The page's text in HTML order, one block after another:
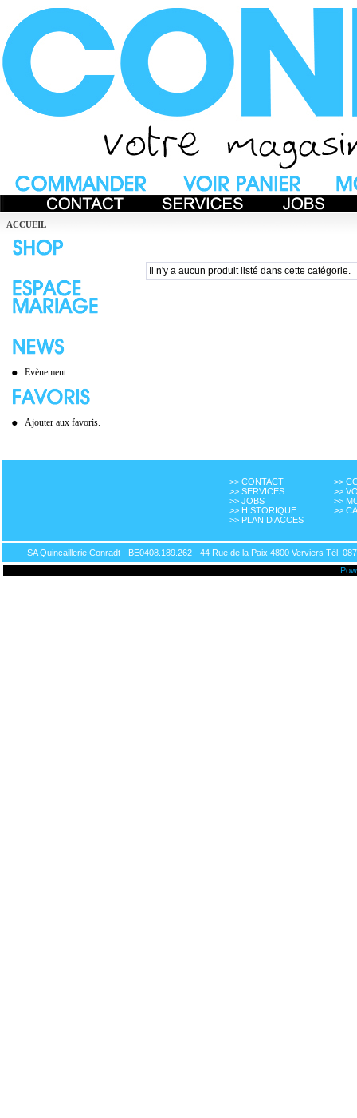
ACCUEIL
Evènement
Ajouter aux favoris.
Il n'y a aucun produit listé dans cette catégorie.
>> CONTACT
>> SERVICES
>> JOBS
>> HISTORIQUE
>> PLAN D ACCES
>>
>>
>>
>>
SA Quincaillerie Conradt - BE0408.189.262 - 44 Rue de la Paix 4800 Verviers Tél: